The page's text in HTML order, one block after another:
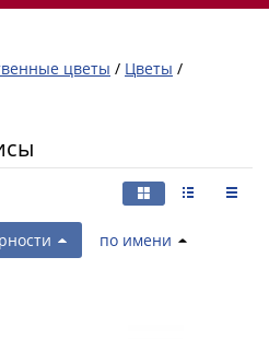
цветы / Цветы /
по имени